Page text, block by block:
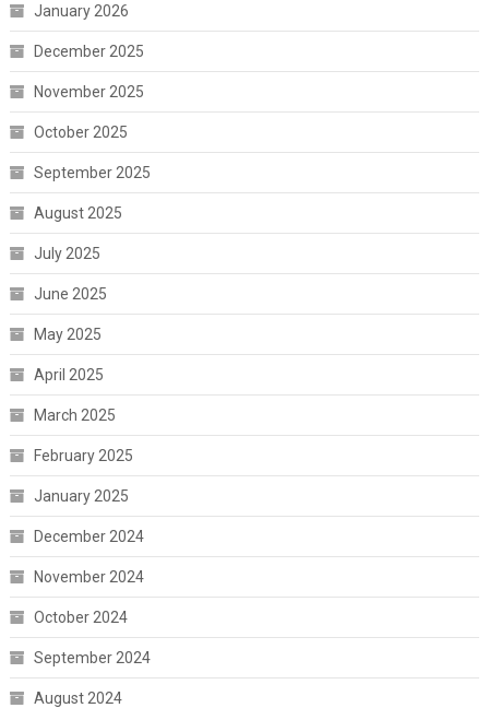
January 2026
December 2025
November 2025
October 2025
September 2025
August 2025
July 2025
June 2025
May 2025
April 2025
March 2025
February 2025
January 2025
December 2024
November 2024
October 2024
September 2024
August 2024